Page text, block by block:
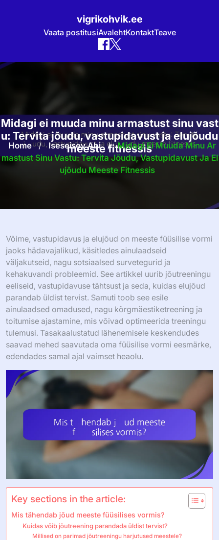
vigrikohvik.ee
Vaata postitusiAvalehtKontaktTeave
Skip
Midagi ei muuda minu armastust sinu vast
u: Tervita jõudu, vastupidavust ja elujõudu
meeste fitnessis
Home / Iseseisev Abi / Midagi Ei Muuda Minu Ar
Mastust Sinu Vastu: Tervita Jõudu, Vastupidavust Ja El
Ujõudu Meeste Fitnessis
Võime, vastupidavus ja elujõud on meeste füüsilise vormi
jaoks hädavajalikud, käsitledes ainulaadseid
väljakutseid, nagu sotsiaalsed survetegurid ja
kehakuvandi probleemid. See artikkel uurib jõutreeningu
eeliseid, vastupidavuse tähtsust ja seda, kuidas elujõud
parandab üldist tervist. Samuti toob see esile
ainulaadsed omadused, nagu kõrgmäestiketreening ja
toitumise ajastamine, mis võivad optimeerida treeningu
tulemusi. Tasakaalustatud lähenemisele keskendudes
saavad mehed saavutada oma füüsilise vormi eesmärke,
edendades samal ajal vaimset heaolu.
Key sections in the article:
Mis tähendab jõud meeste füüsilises vormis?
Kuidas võib jõutreening parandada üldist tervist?
Millised on parimad jõutreeningu harjutused meestele?